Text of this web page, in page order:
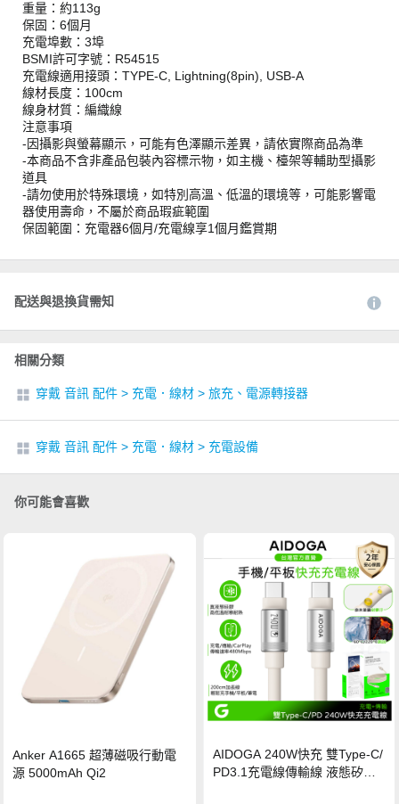
重量：約113g
保固：6個月
充電埠數：3埠
BSMI許可字號：R54515
充電線適用接頭：TYPE-C, Lightning(8pin), USB-A
線材長度：100cm
線身材質：編織線
注意事項
-因攝影與螢幕顯示，可能有色澤顯示差異，請依實際商品為準
-本商品不含非產品包裝內容標示物，如主機、檯架等輔助型攝影
道具
-請勿使用於特殊環境，如特別高溫、低溫的環境等，可能影響電
器使用壽命，不屬於商品瑕疵範圍
保固範圍：充電器6個月/充電線享1個月鑑賞期
配送與退換貨需知
相關分類
穿戴 音訊 配件 > 充電．線材 > 旅充、電源轉接器
穿戴 音訊 配件 > 充電．線材 > 充電設備
你可能會喜歡
Anker A1665 超薄磁吸行動電
源 5000mAh Qi2
AIDOGA 240W快充 雙Type-C/
PD3.1充電線傳輸線 液態矽膠